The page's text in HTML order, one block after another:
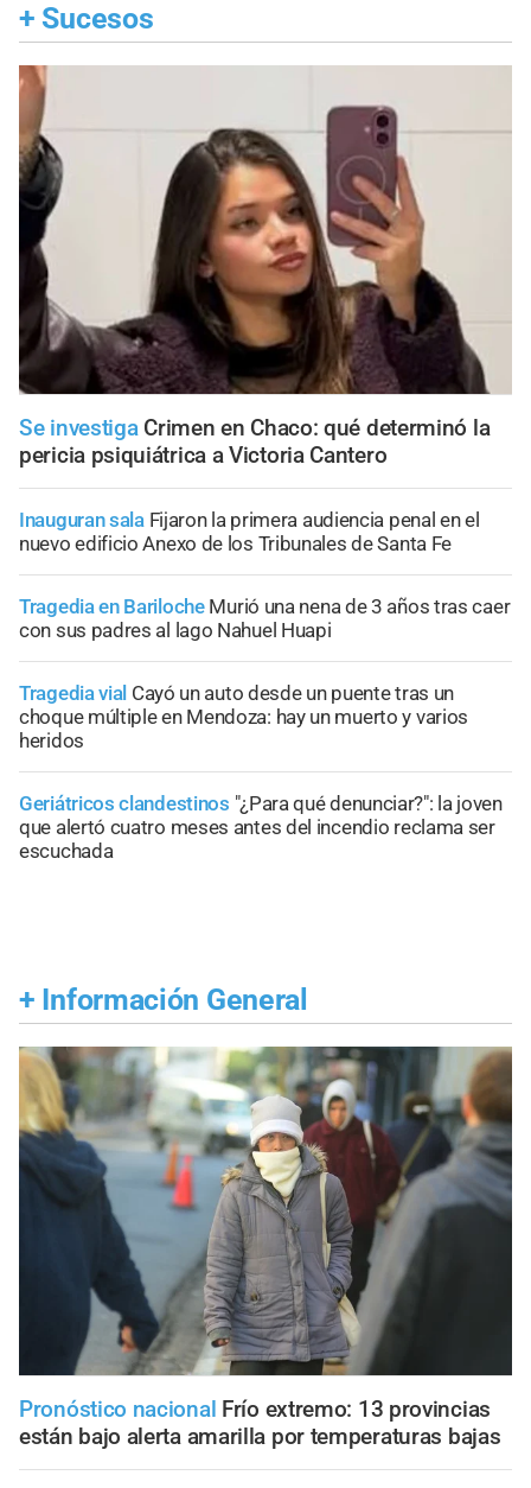
+ Sucesos
Se investiga Crimen en Chaco: qué determinó la
pericia psiquiátrica a Victoria Cantero
Inauguran sala Fijaron la primera audiencia penal en el
nuevo edificio Anexo de los Tribunales de Santa Fe
Tragedia en Bariloche Murió una nena de 3 años tras caer
con sus padres al lago Nahuel Huapi
Tragedia vial Cayó un auto desde un puente tras un
choque múltiple en Mendoza: hay un muerto y varios
heridos
Geriátricos clandestinos "¿Para qué denunciar?": la joven
que alertó cuatro meses antes del incendio reclama ser
escuchada
+ Información General
Pronóstico nacional Frío extremo: 13 provincias
están bajo alerta amarilla por temperaturas bajas